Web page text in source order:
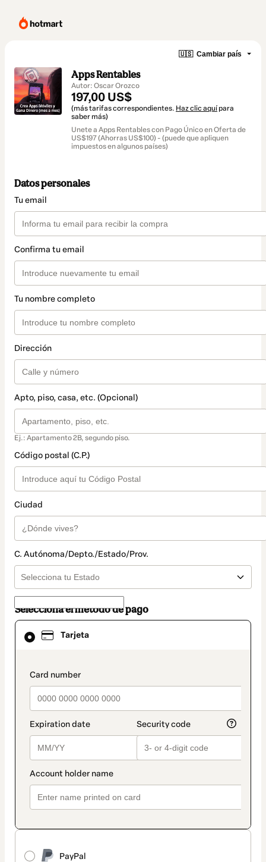
🇺🇸 Cambiar país
Apps Rentables
Autor: Oscar Orozco
197,00 US$
(más tarifas correspondientes. Haz clic aquí para
saber más)
Unete a Apps Rentables con Pago Único en Oferta de
US$197 (Ahorras US$100) - (puede que apliquen
impuestos en algunos países)
Datos personales
Tu email
Confirma tu email
Tu nombre completo
Dirección
Apto, piso, casa, etc. (Opcional)
Ej.: Apartamento 2B, segundo piso.
Código postal (C.P.)
Ciudad
C. Autónoma/Depto./Estado/Prov.
Selecciona el método de pago
Tarjeta
payment_data.section_title_v2
PayPal
El
método
seleccionado
Tarjeta